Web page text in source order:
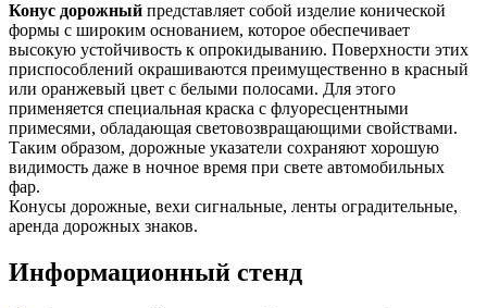
Конус дорожный представляет собой изделие конической
формы с широким основанием, которое обеспечивает
высокую устойчивость к опрокидыванию. Поверхности этих
приспособлений окрашиваются преимущественно в красный
или оранжевый цвет с белыми полосами. Для этого
применяется специальная краска с флуоресцентными
примесями, обладающая световозвращающими свойствами.
Таким образом, дорожные указатели сохраняют хорошую
видимость даже в ночное время при свете автомобильных
фар.
Конусы дорожные, вехи сигнальные, ленты оградительные,
аренда дорожных знаков.
Информационный стенд